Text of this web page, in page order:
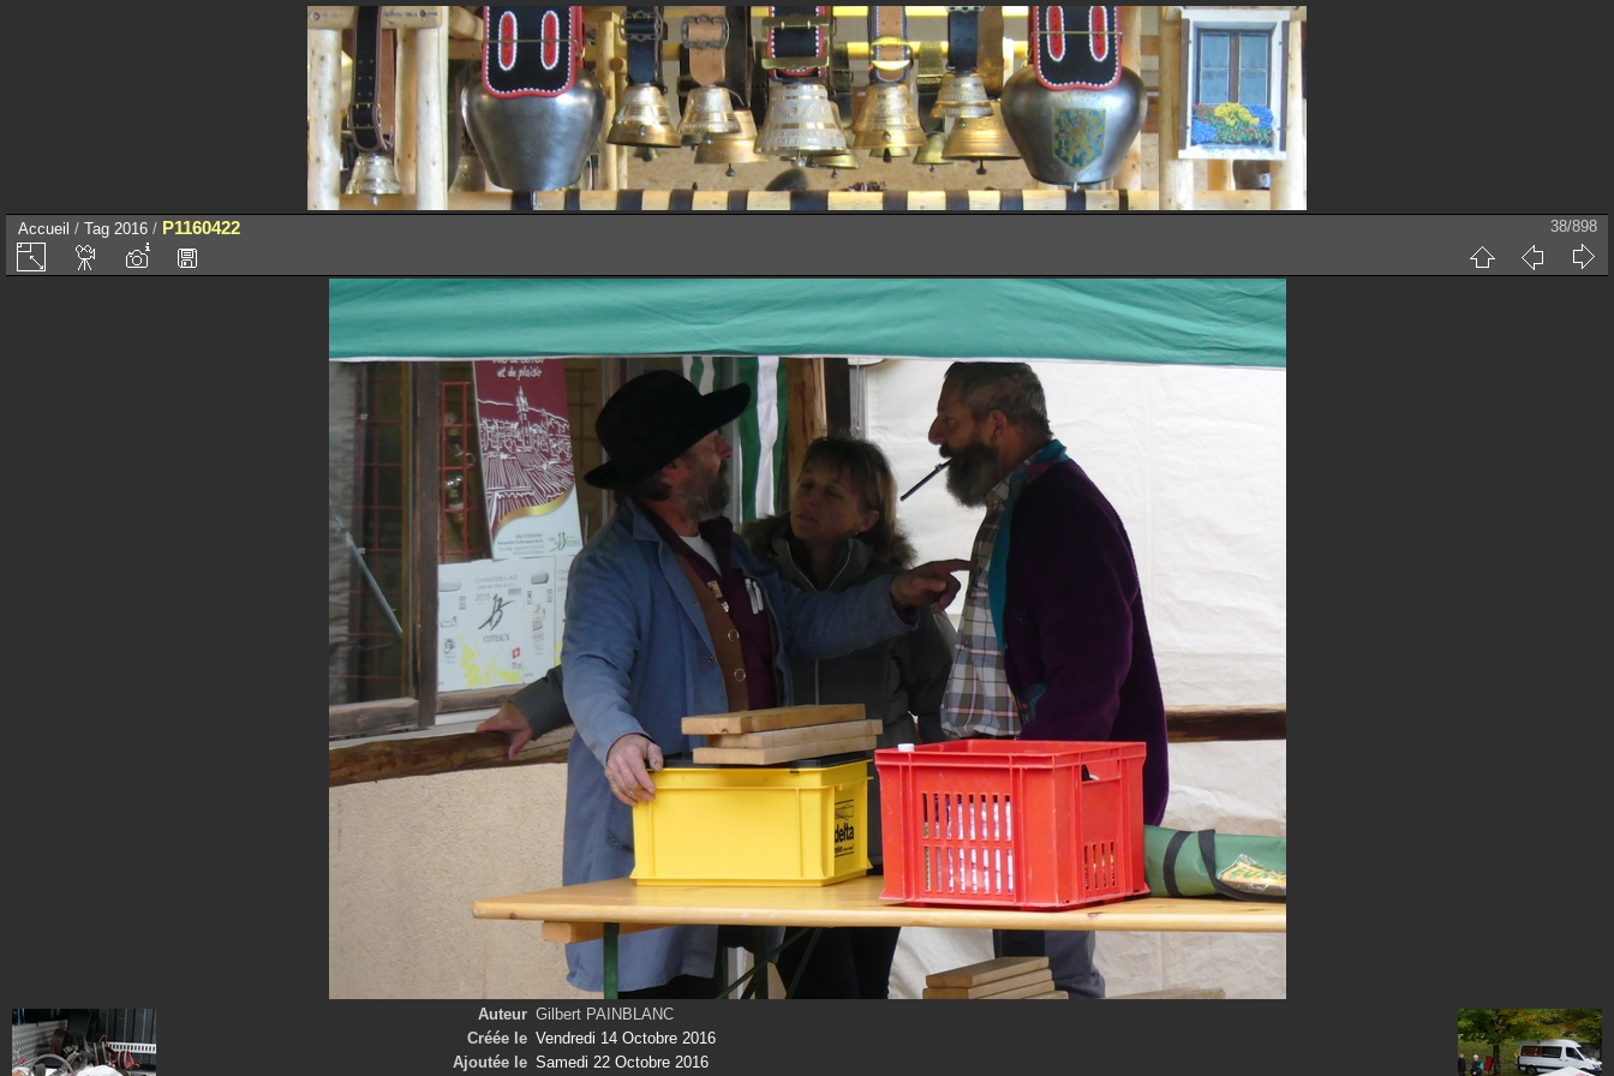
Accueil / Tag 2016 / P1160422 38/898
Auteur Gilbert PAINBLANC
Créée le Vendredi 14 Octobre 2016
Ajoutée le Samedi 22 Octobre 2016